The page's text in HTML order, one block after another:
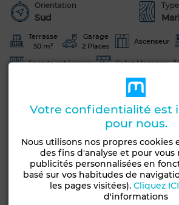
Orientation
Sud
Terrasse
50 m²
Garage
2 Places
Ascenseur
Façade extérieure Salon Marocain
Climatisation
Cuisine équipée
Four Internet Animaux
Voir plus de photos
Votre confidentialité est
pour nous.
Nous utilisons nos propres cookies
des fins d'analyse et pour
publicités personnalisées en
basé sur vos habitudes de
les pages visitées). Cliquez ICI
d'informations